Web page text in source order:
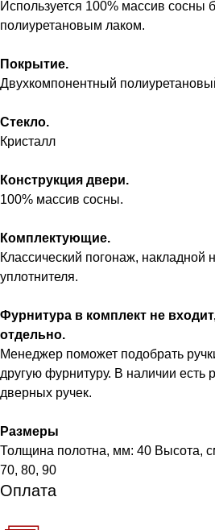
Используется 100% массив сосны
полиуретановым лаком.
Покрытие.
Двухкомпонентный
Стекло.
Кристалл
Конструкция двери.
100% массив сосны.
Комплектующие.
Классический погонаж, накладной
уплотнителя.
Фурнитура в комплект не
отдельно.
Менеджер поможет подобрать
другую фурнитуру. В наличии есть
дверных ручек.
Размеры
Толщина полотна, мм: 40 Высота,
70, 80, 90
Оплата